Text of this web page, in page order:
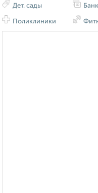
Дет. сады
Поликлиники